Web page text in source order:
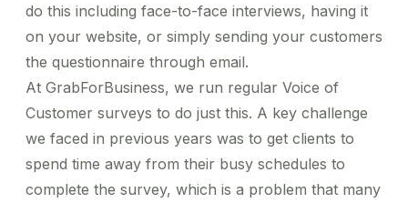
do this including face-to-face interviews, having it
on your website, or simply sending your customers
the questionnaire through email.
At GrabForBusiness, we run regular Voice of
Customer surveys to do just this. A key challenge
we faced in previous years was to get clients to
spend time away from their busy schedules to
complete the survey, which is a problem that many